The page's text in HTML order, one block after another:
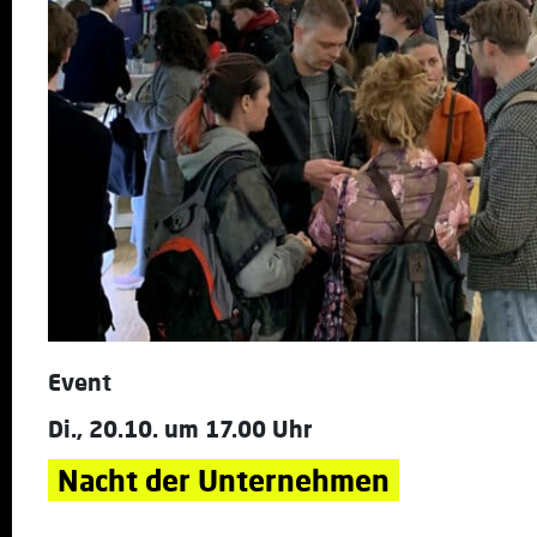
Event
Di., 20.10. um 17.00 Uhr
Nacht der Unternehmen